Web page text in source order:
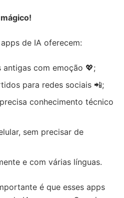
apps de IA oferecem:
com emoção 💖;
para redes sociais 📲;
conhecimento técnico
sem precisar de
e com várias línguas.
é que esses apps